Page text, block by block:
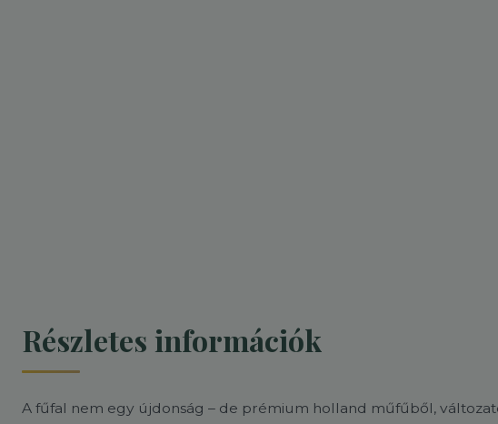
Részletes információk
A fűfal nem egy újdonság – de prémium holland műfűből,